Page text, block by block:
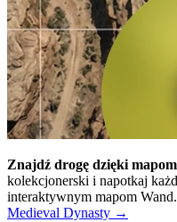
Znajdź drogę dzięki
kolekcjonerski i napotkaj
interaktywnym mapom Wand.
Medieval Dynasty →